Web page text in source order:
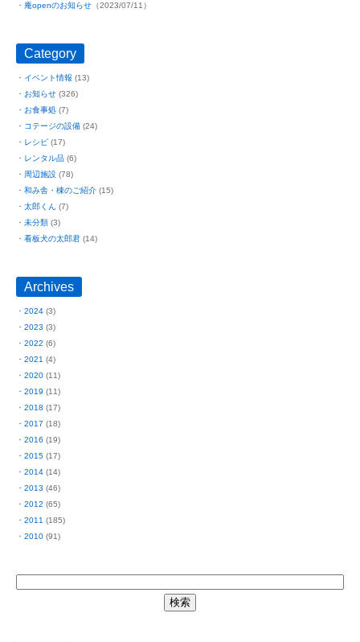
庵openのお知らせ （2023/07/11）
Category
イベント情報 (13)
お知らせ (326)
お食事処 (7)
コテージの設備 (24)
レシピ (17)
レンタル品 (6)
周辺施設 (78)
和み舎・棟のご紹介 (15)
太郎くん (7)
未分類 (3)
看板犬の太郎君 (14)
Archives
2024 (3)
2023 (3)
2022 (6)
2021 (4)
2020 (11)
2019 (11)
2018 (17)
2017 (18)
2016 (19)
2015 (17)
2014 (14)
2013 (46)
2012 (65)
2011 (185)
2010 (91)